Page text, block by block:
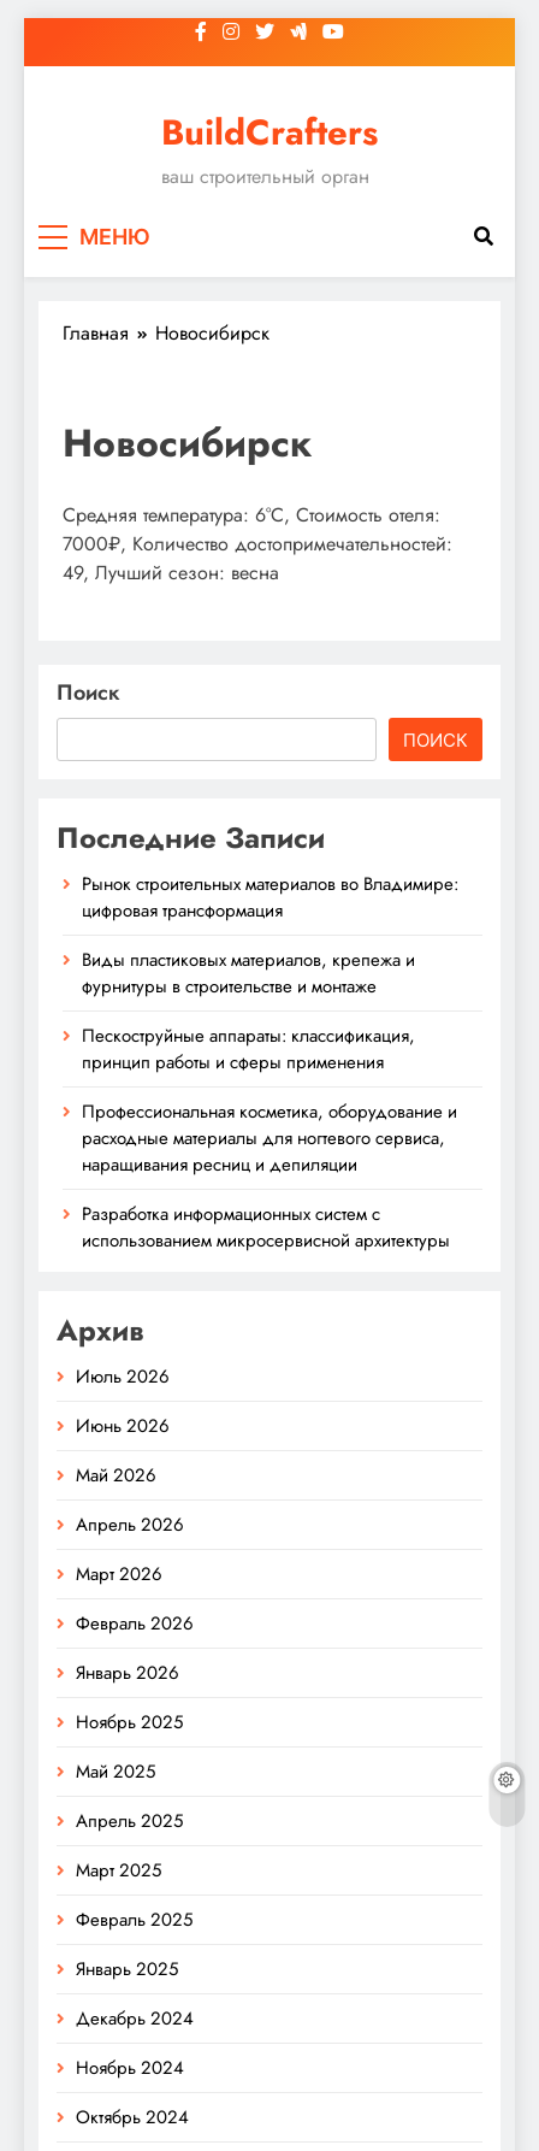
к
BuildCrafters
ваш строительный орган
МЕНЮ
Главная Новосибирск
Новосибирск
Средняя температура: 6°C, Стоимость отеля:
7000₽, Количество достопримечательностей:
49, Лучший сезон: весна
Поиск
ПОИСК
Последние Записи
Рынок строительных материалов во Владимире:
цифровая трансформация
Виды пластиковых материалов, крепежа и
фурнитуры в строительстве и монтаже
Пескоструйные аппараты: классификация,
принцип работы и сферы применения
Профессиональная косметика, оборудование и
расходные материалы для ногтевого сервиса,
наращивания ресниц и депиляции
Разработка информационных систем с
использованием микросервисной архитектуры
Архив
Июль 2026
Июнь 2026
Май 2026
Апрель 2026
Март 2026
Февраль 2026
Январь 2026
Ноябрь 2025
Май 2025
Апрель 2025
Март 2025
Февраль 2025
Январь 2025
Декабрь 2024
Ноябрь 2024
Октябрь 2024